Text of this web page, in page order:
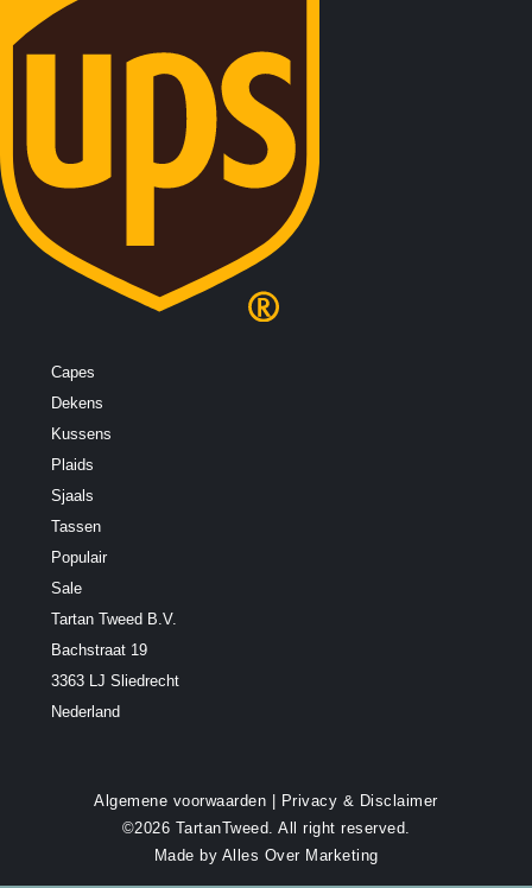
Capes
Dekens
Kussens
Plaids
Sjaals
Tassen
Populair
Sale
Tartan Tweed B.V.
Bachstraat 19
3363 LJ Sliedrecht
Nederland
Algemene voorwaarden
Privacy & Disclaimer
©2026 TartanTweed. All right reserved.
Made by Alles Over Marketing